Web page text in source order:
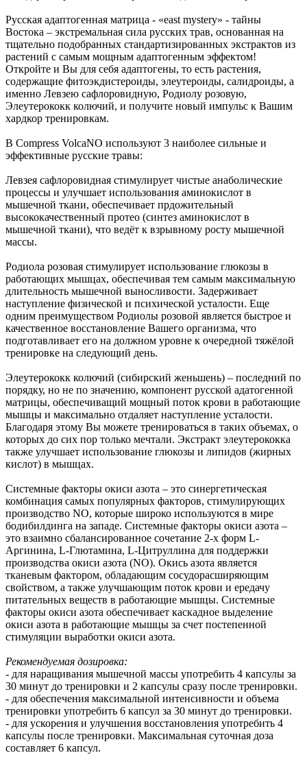
Русская адаптогенная матрица - «east mystery» - тайны
Востока – экстремальная сила русских трав, основанная на
тщательно подобранных стандартизированных экстрактов из
растений с самым мощным адаптогенным эффектом!
Откройте и Вы для себя адаптогены, то есть растения,
содержащие фитоэкдистероиды, элеутероиды, салидроиды, а
именно Левзею сафлоровидную, Родиолу розовую,
Элеутерококк колючий, и получите новый импульс к Вашим
хардкор тренировкам.
В Compress VolcaNO используют 3 наиболее сильные и
эффективные русские травы:
Левзея сафлоровидная стимулирует чистые анаболические
процессы и улучшает использования аминокислот в
мышечной ткани, обеспечивает прдожительный
высококачественный протео (синтез аминокислот в
мышечной ткани), что ведёт к взрывному росту мышечной
массы.
Родиола розовая стимулирует использование глюкозы в
работающих мышцах, обеспечивая тем самым максимальную
длительность мышечной выносливости. Задерживает
наступление физической и психической усталости. Еще
одним преимуществом Родиолы розовой является быстрое и
качественное восстановление Вашего организма, что
подготавливает его на должном уровне к очередной тяжёлой
тренировке на следующий день.
Элеутерококк колючий (сибирский женьшень) – последний по
порядку, но не по значению, компонент русской адатогенной
матрицы, обеспечиващий мощный поток крови в работающие
мышцы и максимально отдаляет наступление усталости.
Благодаря этому Вы можете тренироваться в таких объемах, о
которых до сих пор только мечтали. Экстракт элеутерококка
также улучшает использование глюкозы и липидов (жирных
кислот) в мышцах.
Системные факторы окиси азота – это синергетическая
комбинация самых популярных факторов, стимулирующих
производство NO, которые широко используются в мире
бодибилдинга на западе. Системные факторы окиси азота –
это взаимно сбалансированное сочетание 2-х форм L-
Аргинина, L-Глютамина, L-Цитруллина для поддержки
производства окиси азота (NO). Окись азота является
тканевым фактором, обладающим сосудорасширяющим
свойством, а также улучшающим поток крови и ередачу
питательных веществ в работающие мышцы. Системные
факторы окиси азота обеспечивает каскадное выделение
окиси азота в работающие мышцы за счет постепенной
стимуляции выработки окиси азота.
Рекомендуемая дозировка:
- для наращивания мышечной массы употребить 4 капсулы за
30 минут до тренировки и 2 капсулы сразу после тренировки.
- для обеспечения максимальной интенсивности и объема
тренировки употребить 6 капсул за 30 минут до тренировки.
- для ускорения и улучшения восстановления употребить 4
капсулы после тренировки. Максимальная суточная доза
составляет 6 капсул.